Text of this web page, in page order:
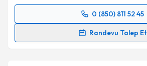
0 (850) 811 52 45
Randevu Talep Et
Randevu Takvimi Talebi